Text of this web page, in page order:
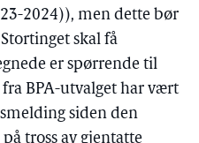
2024)), men dette bør
skal få
er spørrende til
BPA-utvalget har vært
siden den
tross av gjentatte